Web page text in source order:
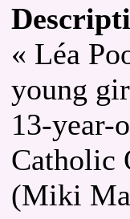
« Léa
young
13-year-
Catholic
(Miki